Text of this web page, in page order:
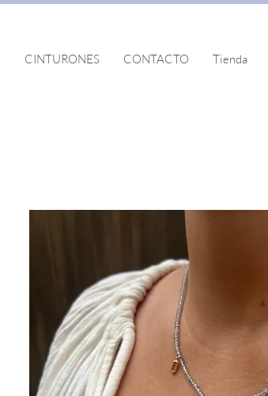
CINTURONES CONTACTO Tienda